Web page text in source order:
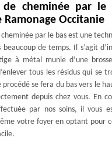
de cheminée par le
Ramonage Occitanie
par le bas est une
beaucoup de temps. Il s’agit
à métal munie d’une
tous les résidus qui se
procédé se fera du bas vers le
depuis chez vous. En
par nos soins, il vous
votre foyer en optant pour